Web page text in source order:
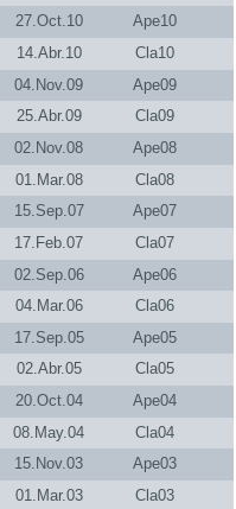
27.Oct.10
Ape10
14.Abr.10
Cla10
04.Nov.09
Ape09
25.Abr.09
Cla09
02.Nov.08
Ape08
01.Mar.08
Cla08
15.Sep.07
Ape07
17.Feb.07
Cla07
02.Sep.06
Ape06
04.Mar.06
Cla06
17.Sep.05
Ape05
02.Abr.05
Cla05
20.Oct.04
Ape04
08.May.04
Cla04
15.Nov.03
Ape03
01.Mar.03
Cla03